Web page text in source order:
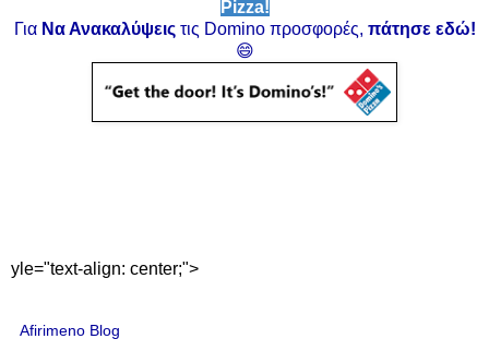
Pizza!
Για Να Ανακαλύψειςτις Domino προσφορές, πάτησε εδώ!
😄
yle="text-align: center;">
Afirimeno Blog